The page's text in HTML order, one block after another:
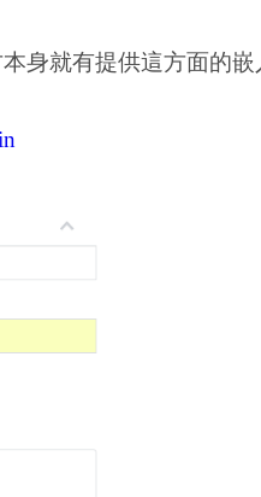
身就有提供這方面的